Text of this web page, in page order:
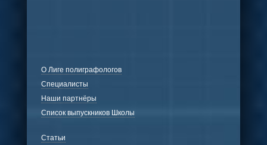
О Лиге полиграфологов
Специалисты
Наши партнёры
Список выпускников Школы
Статьи